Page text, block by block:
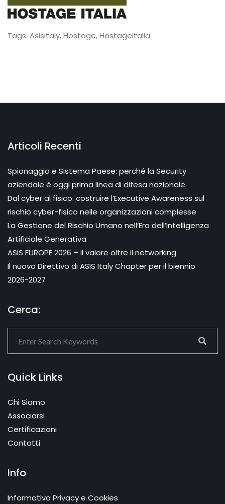
Tags: Asisitaly,Hostage,Hostageitalia
Articoli Recenti
Spionaggio e Sistema Paese: perché la Security
aziendale è oggi prima linea di difesa nazionale
Dal cyber al fisico: costruire l’Executive Awareness sul
rischio cyber-fisico nelle organizzazioni complesse
La Gestione del Rischio Umano nell’Era dell’Intelligenza
Artificiale Generativa
ASIS EUROPE 2026 – il valore oltre il networking
Il nuovo Direttivo di ASIS Italy Chapter per il biennio
2026-2027
Cerca:
Quick Links
Chi Siamo
Associarsi
Certificazioni
Contatti
Info
Informativa Privacy e Cookies